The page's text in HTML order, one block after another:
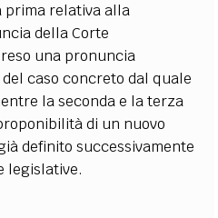
relativa alla
della Corte
una pronuncia
caso concreto dal quale
la seconda e la terza
di un nuovo
definito successivamente
legislative.